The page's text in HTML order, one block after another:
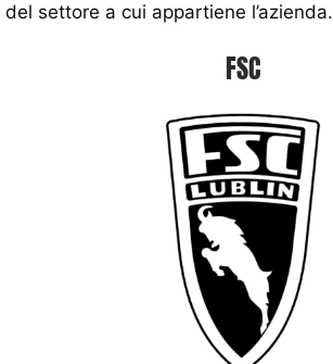
del settore a cui appartiene l’azienda.
FSC